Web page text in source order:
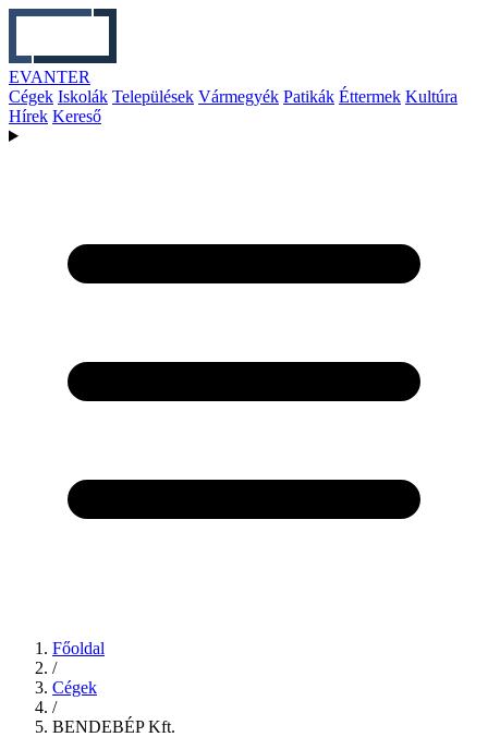
EVANTER
Cégek Iskolák Települések Vármegyék Patikák Éttermek Kultúra
Hírek Kereső
Főoldal
/
Cégek
/
BENDEBÉP Kft.